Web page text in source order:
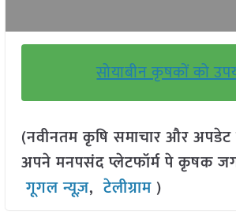
सोयाबीन कृषकों को
(नवीनतम कृषि समाचार और
अपने मनपसंद प्लेटफॉर्म पे कृषक
गूगल न्यूज़,टेलीग्राम )